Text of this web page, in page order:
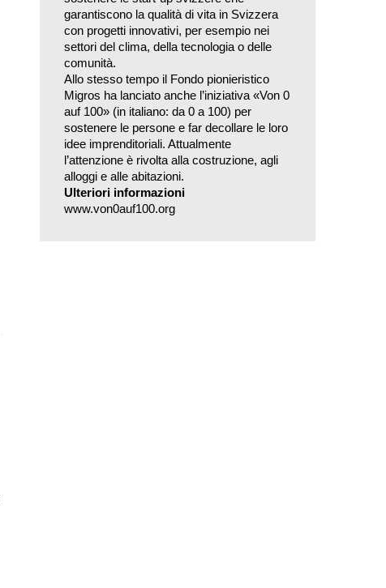
garantiscono la qualità di vita in Svizzera
con progetti innovativi, per esempio nei
settori del clima, della tecnologia o delle
comunità.
Allo stesso tempo il Fondo pionieristico
Migros ha lanciato anche l’iniziativa «Von 0
auf 100» (in italiano: da 0 a 100) per
sostenere le persone e far decollare le loro
idee imprenditoriali. Attualmente
l’attenzione è rivolta alla costruzione, agli
alloggi e alle abitazioni.
Ulteriori informazioni
www.von0auf100.org